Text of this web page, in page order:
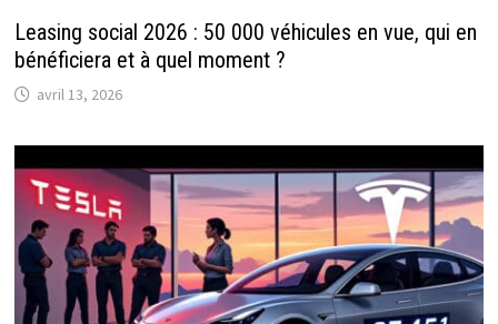
Leasing social 2026 : 50 000 véhicules en vue, qui en
bénéficiera et à quel moment ?
avril 13, 2026